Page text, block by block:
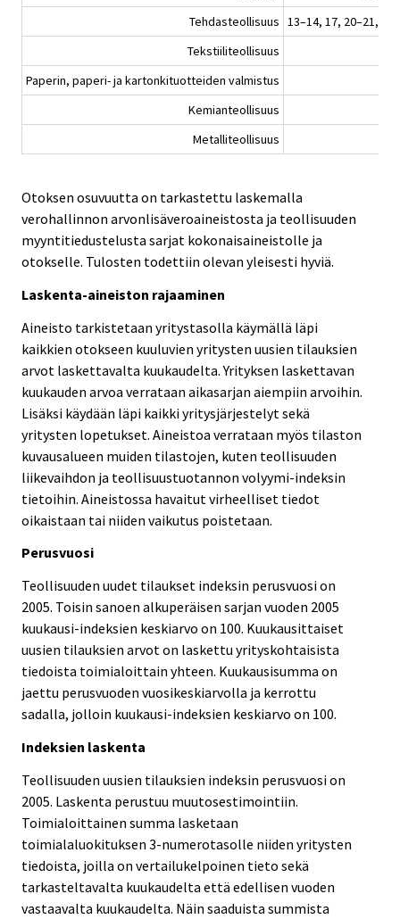
Tehdasteollisuus 13–14, 17, 20–21, 24-
Tekstiiliteollisuus
Paperin, paperi- ja kartonkituotteiden valmistus
Kemianteollisuus
Metalliteollisuus
Otoksen osuvuutta on tarkastettu laskemalla
verohallinnon arvonlisäveroaineistosta ja teollisuuden
myyntitiedustelusta sarjat kokonaisaineistolle ja
otokselle. Tulosten todettiin olevan yleisesti hyviä.
Laskenta-aineiston rajaaminen
Aineisto tarkistetaan yritystasolla käymällä läpi
kaikkien otokseen kuuluvien yritysten uusien tilauksien
arvot laskettavalta kuukaudelta. Yrityksen laskettavan
kuukauden arvoa verrataan aikasarjan aiempiin arvoihin.
Lisäksi käydään läpi kaikki yritysjärjestelyt sekä
yritysten lopetukset. Aineistoa verrataan myös tilaston
kuvausalueen muiden tilastojen, kuten teollisuuden
liikevaihdon ja teollisuustuotannon volyymi-indeksin
tietoihin. Aineistossa havaitut virheelliset tiedot
oikaistaan tai niiden vaikutus poistetaan.
Perusvuosi
Teollisuuden uudet tilaukset indeksin perusvuosi on
2005. Toisin sanoen alkuperäisen sarjan vuoden 2005
kuukausi-indeksien keskiarvo on 100. Kuukausittaiset
uusien tilauksien arvot on laskettu yrityskohtaisista
tiedoista toimialoittain yhteen. Kuukausisumma on
jaettu perusvuoden vuosikeskiarvolla ja kerrottu
sadalla, jolloin kuukausi-indeksien keskiarvo on 100.
Indeksien laskenta
Teollisuuden uusien tilauksien indeksin perusvuosi on
2005. Laskenta perustuu muutosestimointiin.
Toimialoittainen summa lasketaan
toimialaluokituksen 3-numerotasolle niiden yritysten
tiedoista, joilla on vertailukelpoinen tieto sekä
tarkasteltavalta kuukaudelta että edellisen vuoden
vastaavalta kuukaudelta. Näin saaduista summista